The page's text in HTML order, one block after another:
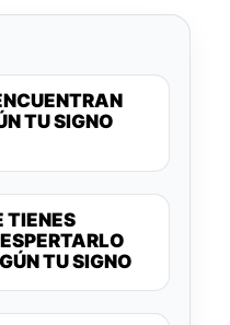
TU SIGNO
TIENES
TU SIGNO